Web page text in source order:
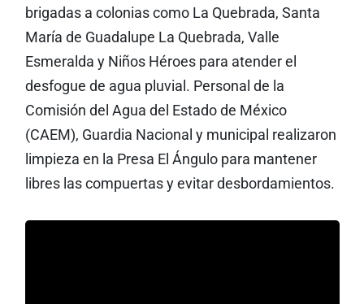
brigadas a colonias como La Quebrada, Santa
María de Guadalupe La Quebrada, Valle
Esmeralda y Niños Héroes para atender el
desfogue de agua pluvial. Personal de la
Comisión del Agua del Estado de México
(CAEM), Guardia Nacional y municipal realizaron
limpieza en la Presa El Ángulo para mantener
libres las compuertas y evitar desbordamientos.